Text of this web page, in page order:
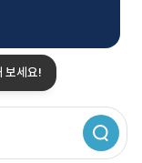
보세요!